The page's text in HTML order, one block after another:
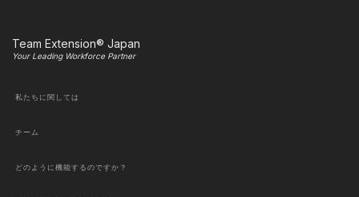
Team Extension® Japan
Your Leading Workforce Partner
私たちに関しては
チーム
どのように機能するのですか？